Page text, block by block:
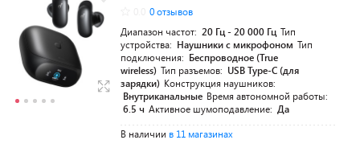
0 отзывов
Диапазон частот: 20 Гц - 20 000 Гц Тип
устройства: Наушники с микрофоном Тип
подключения: Беспроводное (True
wireless) Тип разъемов: USB Type-C (для
зарядки) Конструкция наушников:
Внутриканальные Время автономной работы:
6.5 ч Активное шумоподавление: Да
В наличии в 11 магазинах